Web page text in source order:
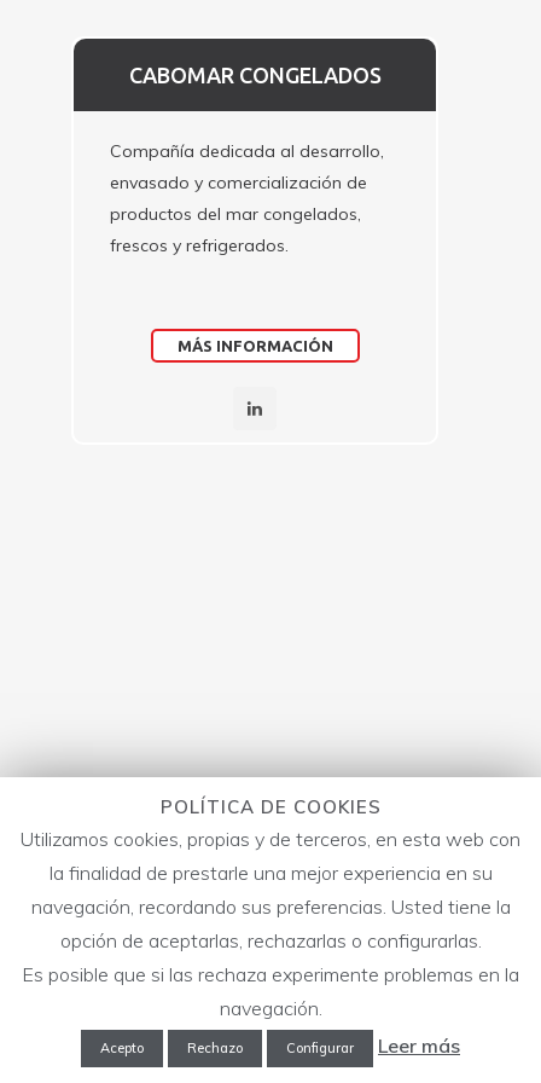
CABOMAR CONGELADOS
Compañía dedicada al desarrollo,
envasado y comercialización de
productos del mar congelados,
frescos y refrigerados.
MÁS INFORMACIÓN
POLÍTICA DE COOKIES
Utilizamos cookies, propias y de terceros, en esta web con
la finalidad de prestarle una mejor experiencia en su
navegación, recordando sus preferencias. Usted tiene la
opción de aceptarlas, rechazarlas o configurarlas.
Es posible que si las rechaza experimente problemas en la
navegación.
Acepto Rechazo Configurar Leer más